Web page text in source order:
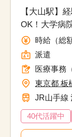
【大山駅】
OK！大学病
躍中☆時給（総
派遣
医療事務
東京都 板
JR山手線
40代活躍中